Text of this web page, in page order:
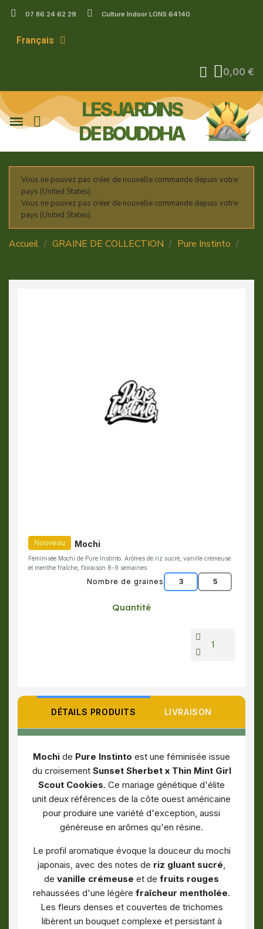
07 86 24 62 29 Culture Indoor LONS 64140
Français
0,00 €
LES JARDINS
DE BOUDDHA
Vous ne pouvez pas créer de nouvelle commande depuis votre
pays (United States).
Vous ne pouvez pas créer de nouvelle commande depuis votre
pays (United States).
Accueil GRAINE DE COLLECTION
Pure Instinto
Nouveau Mochi
Féminisée Mochi de Pure Instinto. Arômes de riz sucré, vanille crémeuse
et menthe fraîche, floraison 8-9 semaines.
Nombre de graines 3 5
Quantité
DÉTAILS PRODUITS LIVRAISON
Mochi de Pure Instinto est une féminisée issue
du croisement Sunset Sherbet x Thin Mint Girl
Scout Cookies. Ce mariage génétique d'élite
unit deux références de la côte ouest américaine
pour produire une variété d'exception, aussi
généreuse en arômes qu'en résine.
Le profil aromatique évoque la douceur du mochi
japonais, avec des notes de riz gluant sucré,
de vanille crémeuse et de fruits rouges
rehaussées d'une légère fraîcheur mentholée.
Les fleurs denses et couvertes de trichomes
libèrent un bouquet complexe et persistant à